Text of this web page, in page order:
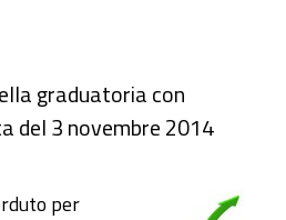
graduatoria con
del 3 novembre 2014
per